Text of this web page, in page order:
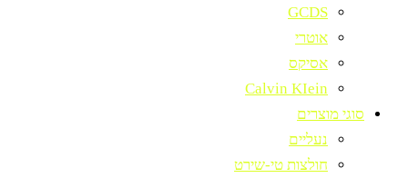
GCDS
אוטרי
אסיקס
Calvin KIein
סוגי מוצרים
נעליים
חולצות טי-שירט